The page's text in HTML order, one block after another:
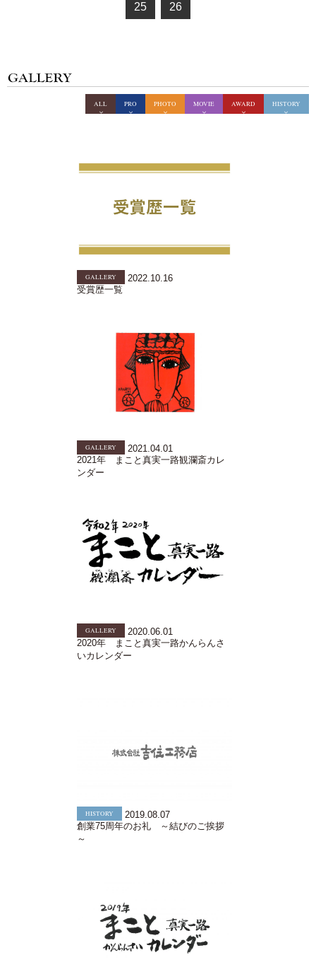
25 26
HISTORY
AWARD
MOVIE
PHOTO
PRO
ALL
GALLERY
2022.10.16
受賞歴一覧
GALLERY
2021.04.01
2021年 まこと真実一路観瀾斎カレ
ンダー
GALLERY
2020.06.01
2020年 まこと真実一路かんらんさ
いカレンダー
HISTORY
2019.08.07
創業75周年のお礼 ～結びのご挨拶
～